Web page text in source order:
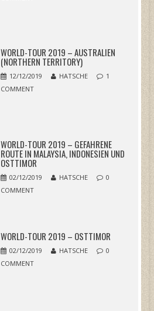
WORLD-TOUR 2019 – AUSTRALIEN
(NORTHERN TERRITORY)
12/12/2019 HATSCHE
1
COMMENT
WORLD-TOUR 2019 – GEFAHRENE
ROUTE IN MALAYSIA, INDONESIEN UND
OSTTIMOR
02/12/2019 HATSCHE
0
COMMENT
WORLD-TOUR 2019 – OSTTIMOR
02/12/2019 HATSCHE
0
COMMENT